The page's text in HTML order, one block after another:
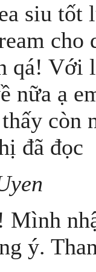
siu
cho
qá! Với
nữa ạ
còn
đã đọc
Mình
ý.